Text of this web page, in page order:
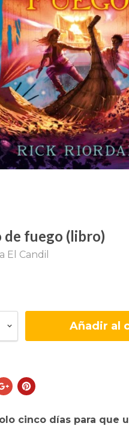
de fuego (libro)
El Candil
Añadir al
cinco días para que